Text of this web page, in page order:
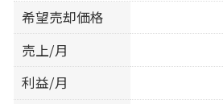
希望売却価格
売上/月
利益/月